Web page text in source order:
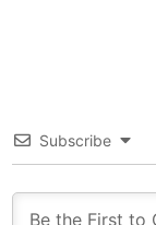
Subscribe